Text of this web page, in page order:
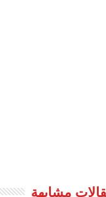
مشابهة